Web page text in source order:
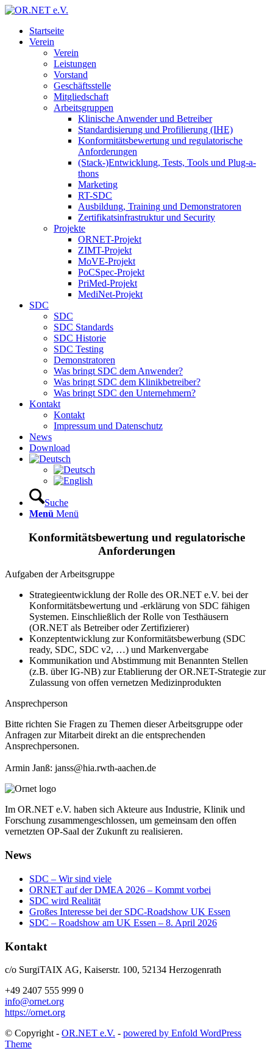
Startseite
Verein
Verein
Leistungen
Vorstand
Geschäftsstelle
Mitgliedschaft
Arbeitsgruppen
Klinische Anwender und Betreiber
Standardisierung und Profilierung (IHE)
Konformitätsbewertung und regulatorische
Anforderungen
(Stack-)Entwicklung, Tests, Tools und Plug-a-
thons
Marketing
RT-SDC
Ausbildung, Training und Demonstratoren
Zertifikatsinfrastruktur und Security
Projekte
ORNET-Projekt
ZIMT-Projekt
MoVE-Projekt
PoCSpec-Projekt
PriMed-Projekt
MediNet-Projekt
SDC
SDC
SDC Standards
SDC Historie
SDC Testing
Demonstratoren
Was bringt SDC dem Anwender?
Was bringt SDC dem Klinikbetreiber?
Was bringt SDC den Unternehmern?
Kontakt
Kontakt
Impressum und Datenschutz
News
Download
Suche
Menü Menü
Konformitätsbewertung und regulatorische
Anforderungen
Aufgaben der Arbeitsgruppe
Strategieentwicklung der Rolle des OR.NET e.V. bei der
Konformitätsbewertung und -erklärung von SDC fähigen
Systemen. Einschließlich der Rolle von Testhäusern
(OR.NET als Betreiber oder Zertifizierer)
Konzeptentwicklung zur Konformitätsbewerbung (SDC
ready, SDC, SDC v2, …) und Markenvergabe
Kommunikation und Abstimmung mit Benannten Stellen
(z.B. über IG-NB) zur Etablierung der OR.NET-Strategie zur
Zulassung von offen vernetzen Medizinprodukten
Ansprechperson
Bitte richten Sie Fragen zu Themen dieser Arbeitsgruppe oder
Anfragen zur Mitarbeit direkt an die entsprechenden
Ansprechpersonen.
Armin Janß: janss@hia.rwth-aachen.de
Im OR.NET e.V. haben sich Akteure aus Industrie, Klinik und
Forschung zusammengeschlossen, um gemeinsam den offen
vernetzten OP-Saal der Zukunft zu realisieren.
News
SDC – Wir sind viele
ORNET auf der DMEA 2026 – Kommt vorbei
SDC wird Realität
Großes Interesse bei der SDC-Roadshow UK Essen
SDC – Roadshow am UK Essen – 8. April 2026
Kontakt
c/o SurgiTAIX AG, Kaiserstr. 100, 52134 Herzogenrath
+49 2407 555 999 0
info@ornet.org
https://ornet.org
© Copyright - OR.NET e.V. - powered by Enfold WordPress
Theme